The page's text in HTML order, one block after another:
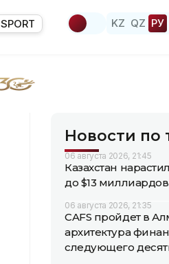
SPORT KZ QZ РУ
Новости по
06 августа 2026, 21:45
Казахстан
до $13 миллиардов
06 августа 2026, 21:35
CAFS пройдет в
архитектура
следующего